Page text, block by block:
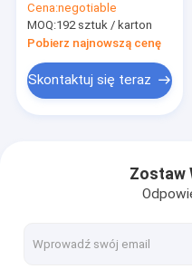
26700, akumulator
LMFP 5000 mah 3,6 V
do lampy słonecznej
Cena:negotiable
MOQ:192 sztuk / karton
Pobierz najnowszą cenę
Skontaktuj się teraz
Zostaw